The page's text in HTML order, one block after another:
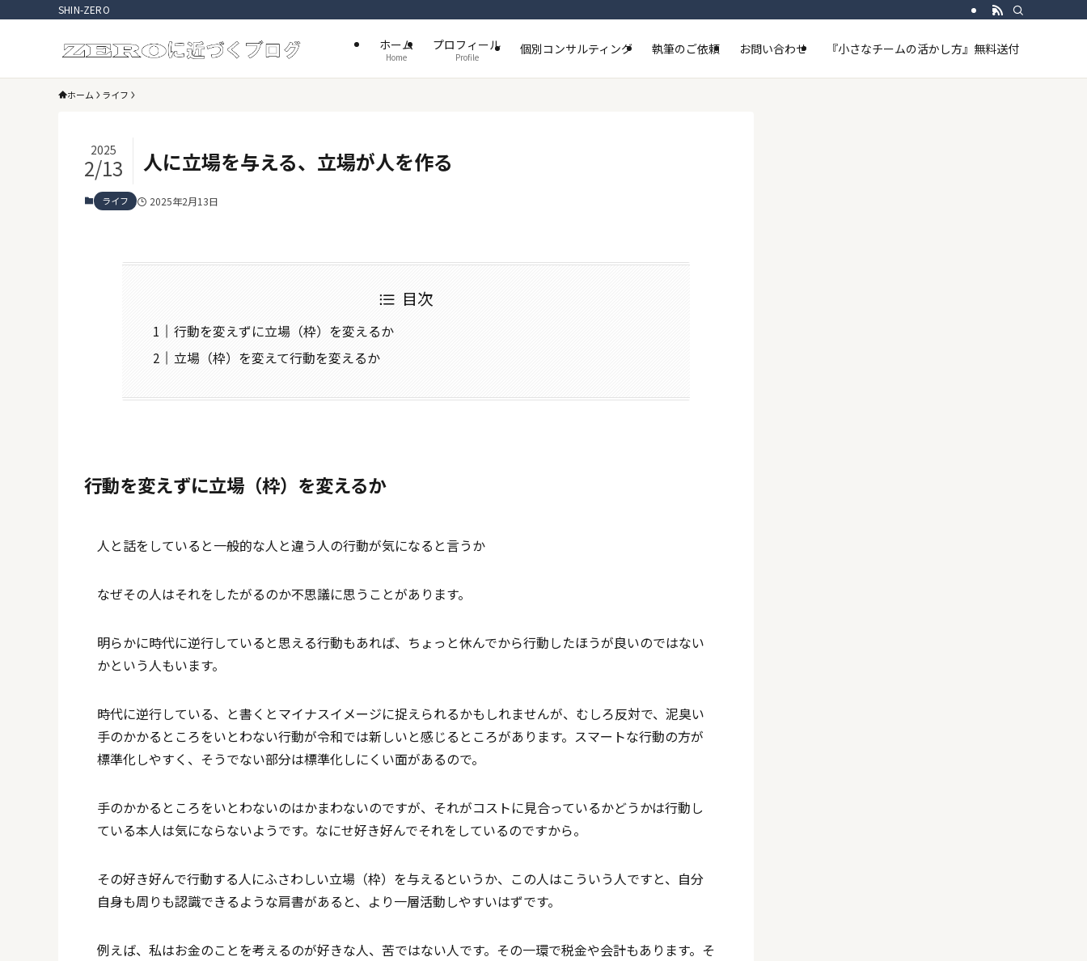
SHIN-ZERO
ホーム
Home
プロフィール
Profile
個別コンサルティング 執筆のご依頼 お問い合わせ 『小さなチームの活かし方』無料送付
ホーム ライフ
人に立場を与える、立場が人を作る
2025
2/13
ライフ 2025年2月13日
目次
行動を変えずに立場（枠）を変えるか
立場（枠）を変えて行動を変えるか
行動を変えずに立場（枠）を変えるか
人と話をしていると一般的な人と違う人の行動が気になると言うか
なぜその人はそれをしたがるのか不思議に思うことがあります。
明らかに時代に逆行していると思える行動もあれば、ちょっと休んでから行動したほうが良いのではない
かという人もいます。
時代に逆行している、と書くとマイナスイメージに捉えられるかもしれませんが、むしろ反対で、泥臭い
手のかかるところをいとわない行動が令和では新しいと感じるところがあります。スマートな行動の方が
標準化しやすく、そうでない部分は標準化しにくい面があるので。
手のかかるところをいとわないのはかまわないのですが、それがコストに見合っているかどうかは行動し
ている本人は気にならないようです。なにせ好き好んでそれをしているのですから。
その好き好んで行動する人にふさわしい立場（枠）を与えるというか、この人はこういう人ですと、自分
自身も周りも認識できるような肩書があると、より一層活動しやすいはずです。
例えば、私はお金のことを考えるのが好きな人、苦ではない人です。その一環で税金や会計もあります。そ